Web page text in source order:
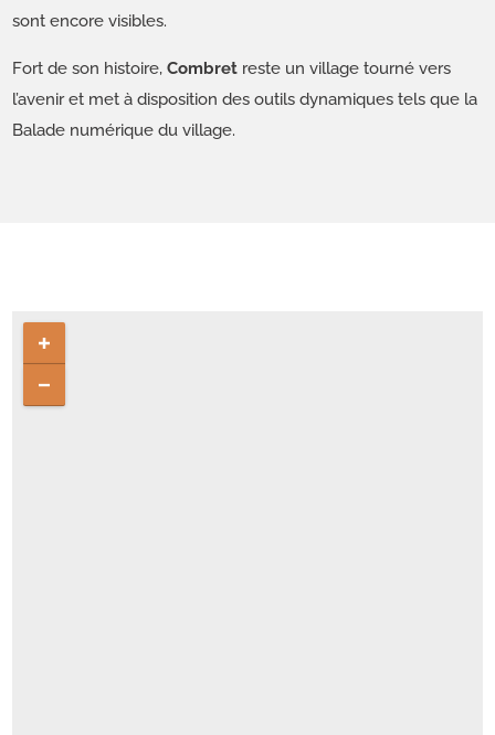
sont encore visibles.
Fort de son histoire,Combret reste un village tourné vers
l’avenir et met à disposition des outils dynamiques tels que la
Balade numérique du village.